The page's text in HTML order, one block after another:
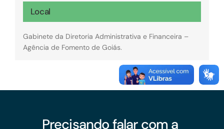
Local
Gabinete da Diretoria Administrativa e Financeira –
Agência de Fomento de Goiás.
Precisando falar com a